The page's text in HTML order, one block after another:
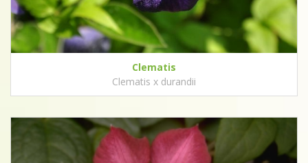
Clematis
Clematis x durandii